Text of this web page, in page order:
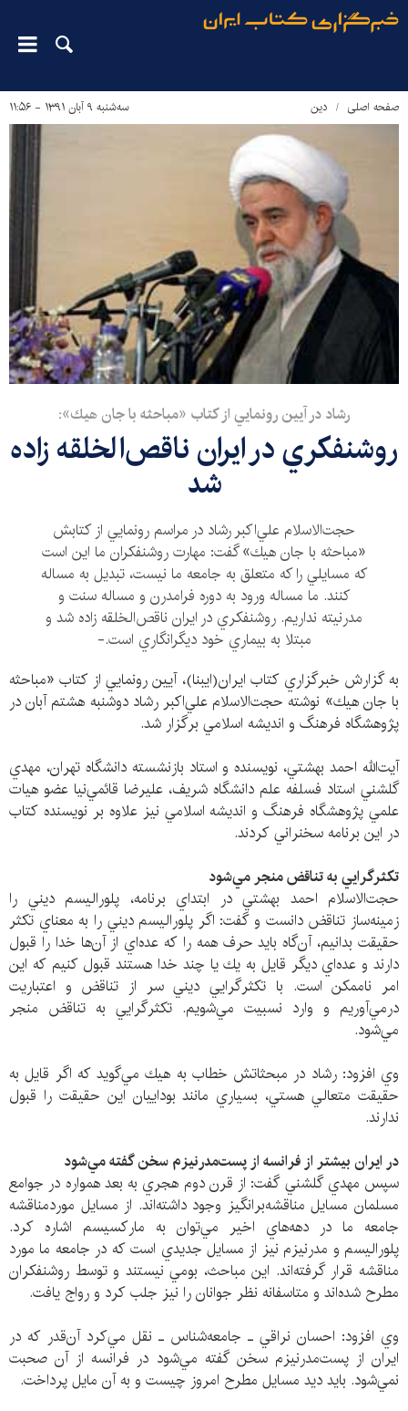
صفحه اصلی دین‌ سه‌شنبه ۹ آبان ۱۳۹۱ - ۱۱:۵۶
رشاد در آیین رونمايي از كتاب «مباحثه با جان هيك»:
روشنفكري در ايران ناقص‌الخلقه زاده
شد
حجت‌الاسلام علي‌اكبر رشاد در مراسم رونمايي از كتابش
«مباحثه با جان هيك» گفت: مهارت روشنفكران ما اين است
كه مسايلي را كه متعلق به جامعه ما نيست، تبديل به مساله
كنند. ما مساله ورود به دوره فرامدرن و مساله سنت و
مدرنيته نداريم. روشنفكري در ايران ناقص‌الخلقه زاده شد و
مبتلا به بيماري خود ديگرانگاري است.-
به گزارش خبرگزاري كتاب ايران(ايبنا)، آيين رونمايي از كتاب «مباحثه
با جان هيك» نوشته حجت‌الاسلام علي‌اكبر رشاد دوشنبه هشتم آبان در
پژوهشگاه فرهنگ و انديشه اسلامي برگزار شد.
آيت‌الله احمد بهشتي، نويسنده و استاد بازنشسته دانشگاه تهران، مهدي
گلشني استاد فسلفه علم دانشگاه شريف، عليرضا قائمي‌نيا عضو هيات
علمي پژوهشگاه فرهنگ و انديشه اسلامي نيز علاوه بر نويسنده كتاب
در اين برنامه سخنراني كردند.
تكثرگرايي به تناقض منجر مي‌شود
حجت‌الاسلام احمد بهشتي در ابتداي برنامه، پلوراليسم ديني را
زمينه‌ساز تناقض دانست و گفت: اگر پلوراليسم ديني را به معناي تكثر
حقيقت بدانيم، آن‌گاه بايد حرف همه را كه عده‌اي از آن‌ها خدا را قبول
دارند و عده‌اي ديگر قايل به يك يا چند خدا هستند قبول كنيم كه اين
امر ناممكن است. با تكثرگرايي ديني سر از تناقض و اعتباريت
درمي‌آوريم و وارد نسبيت مي‌شويم. تكثرگرايي به تناقض منجر
مي‌شود.
وي افزود: رشاد در مبحثاتش خطاب به هيك مي‌گويد كه اگر قايل به
حقيقت متعالي هستي، بسياري مانند بوداييان اين حقيقت را قبول
ندارند.
در ايران بيشتر از فرانسه از پست‌مدرنيزم سخن گفته مي‌شود
سپس مهدي گلشني گفت: از قرن دوم هجري به بعد همواره در جوامع
مسلمان مسايل مناقشه‌برانگيز وجود داشته‌اند. از مسايل موردمناقشه
جامعه ما در دهه‌هاي اخير مي‌توان به ماركسيسم اشاره كرد.
پلوراليسم و مدرنيزم نيز از مسايل جديدي است كه در جامعه ما مورد
مناقشه قرار گرفته‌اند. اين مباحث، بومي نيستند و توسط روشنفكران
مطرح شده‌اند و متاسفانه نظر جوانان را نيز جلب كرد و رواج يافت.
وي افزود: احسان نراقي ـ جامعه‌شناس ـ نقل مي‌كرد آن‌قدر كه در
ايران از پست‌مدرنيزم سخن گفته مي‌شود در فرانسه از آن صحبت
نمي‌شود. بايد ديد مسايل مطرح امروز چيست و به آن مايل پرداخت.